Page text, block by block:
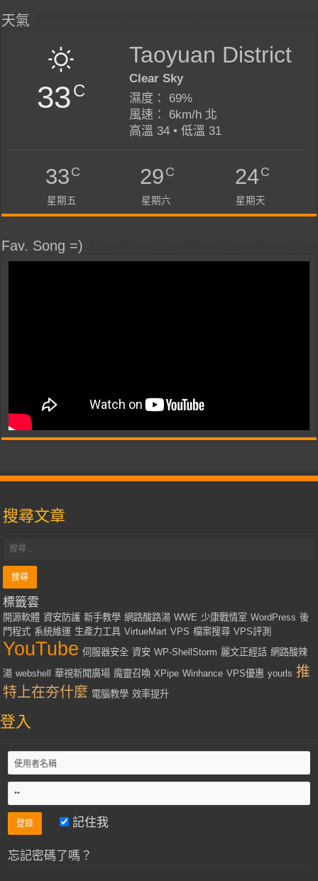
天氣
33C
Taoyuan District
Clear Sky
濕度： 69%
風速： 6km/h 北
高溫 34 • 低溫 31
33C
星期五
29C
星期六
24C
星期天
Fav. Song =)
搜尋文章
標籤雲
開源軟體 資安防護 新手教學 網路酸路湯 WWE 少康戰情室 WordPress 後
門程式 系統維運 生產力工具 VirtueMart VPS 檔案搜尋 VPS評測
YouTube 伺服器安全 資安 WP-ShellStorm 麗文正經話 網路酸辣
湯 webshell 華視新聞廣場 魔靈召喚 XPipe Winhance VPS優惠 yourls 推
特上在夯什麼 電腦教學 效率提升
登入
記住我
忘記密碼了嗎？